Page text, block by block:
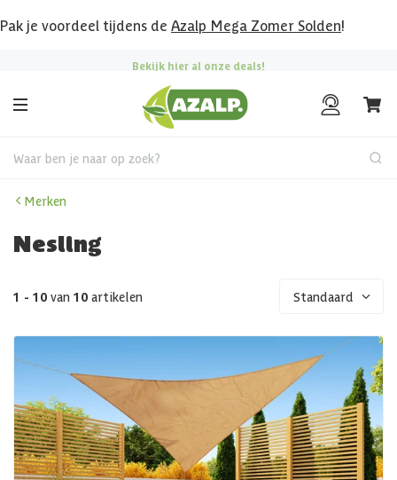
Pak je voordeel tijdens de Azalp Mega Zomer Solden!
Bekijk hier al onze deals!
Waar ben je naar op zoek?
Merken
Nesling
1 - 10 van 10 artikelen Standaard